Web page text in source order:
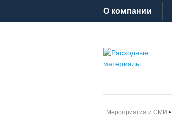
O компании
Мероприятия и СМИ